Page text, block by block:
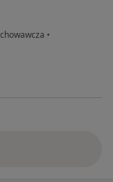
•